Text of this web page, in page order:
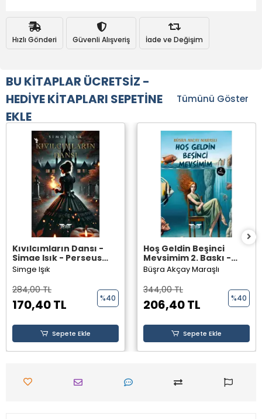
Hızlı Gönderi Güvenli Alışveriş İade ve Değişim
BU KİTAPLAR ÜCRETSİZ -
HEDİYE KİTAPLARI SEPETİNE
EKLE
Tümünü Göster
Kıvılcımların Dansı -
Simge Işık - Perseus
Yayınevi -
Simge Işık
284,00 TL
170,40 TL %40
Sepete Ekle
Hoş Geldin Beşinci
Mevsimim 2. Baskı -
Büşra Akçay Maraşlı -
Perseus Yayınevi -
Büşra Akçay Maraşlı
344,00 TL
206,40 TL %40
Sepete Ekle